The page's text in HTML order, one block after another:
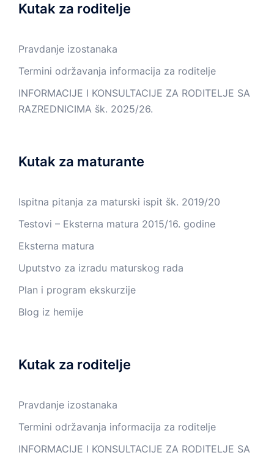
Kutak za roditelje
Pravdanje izostanaka
Termini održavanja informacija za roditelje
INFORMACIJE I KONSULTACIJE ZA RODITELJE SA
RAZREDNICIMA šk. 2025/26.
Kutak za maturante
Ispitna pitanja za maturski ispit šk. 2019/20
Testovi – Eksterna matura 2015/16. godine
Eksterna matura
Uputstvo za izradu maturskog rada
Plan i program ekskurzije
Blog iz hemije
Kutak za roditelje
Pravdanje izostanaka
Termini održavanja informacija za roditelje
INFORMACIJE I KONSULTACIJE ZA RODITELJE SA